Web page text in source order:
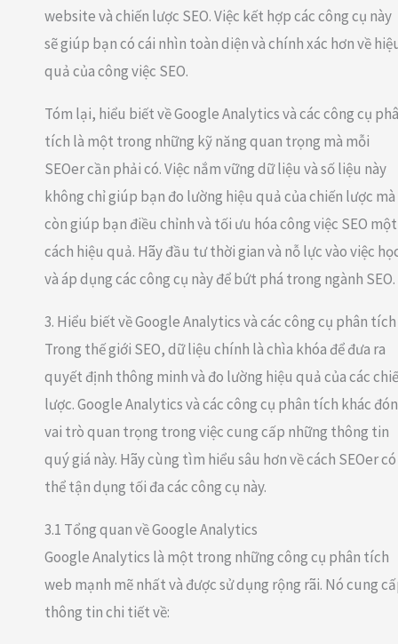
website và chiến lược SEO. Việc kết hợp các công cụ này
sẽ giúp bạn có cái nhìn toàn diện và chính xác hơn về
quả của công việc SEO.
Tóm lại, hiểu biết về Google Analytics và các công cụ
tích là một trong những kỹ năng quan trọng mà mỗi
SEOer cần phải có. Việc nắm vững dữ liệu và số liệu này
không chỉ giúp bạn đo lường hiệu quả của chiến lược mà
còn giúp bạn điều chỉnh và tối ưu hóa công việc SEO một
cách hiệu quả. Hãy đầu tư thời gian và nỗ lực vào việc
và áp dụng các công cụ này để bứt phá trong ngành SEO.
3. Hiểu biết về Google Analytics và các công cụ phân tích
Trong thế giới SEO, dữ liệu chính là chìa khóa để đưa ra
quyết định thông minh và đo lường hiệu quả của các
lược. Google Analytics và các công cụ phân tích khác
vai trò quan trọng trong việc cung cấp những thông tin
quý giá này. Hãy cùng tìm hiểu sâu hơn về cách SEOer có
thể tận dụng tối đa các công cụ này.
3.1 Tổng quan về Google Analytics
Google Analytics là một trong những công cụ phân tích
web mạnh mẽ nhất và được sử dụng rộng rãi. Nó cung
thông tin chi tiết về: